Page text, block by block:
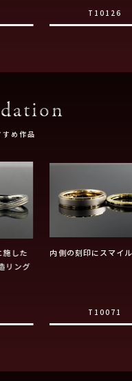
T10126
め作品
施した
リング
内側の刻印にスマイ
T10071